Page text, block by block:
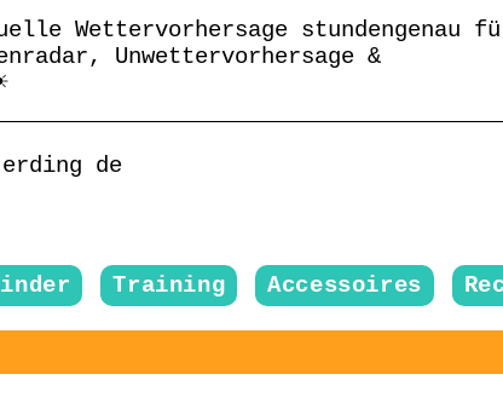
Wettervorhersage stundengenau
Unwettervorhersage &
de
Training Accessoires